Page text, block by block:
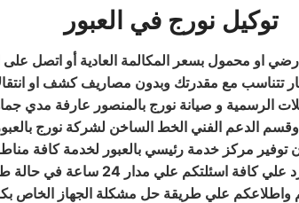
توكيل نورج في العبور
او محمول بسعر المكالمة العادية أو اتصل
تتناسب مع مقدرتك وبدون مصاريف كشف او
الرسمية و صيانة نورج بالمنصور عارفة مدي
الدعم الفني الخط الساخن لشركة نورج
مركز خدمة رئيسي بالعبور لخدمة كافة
الاجهزة الكهربائية في العبور
علي طريقة حل مشكلة الجهاز الخاص